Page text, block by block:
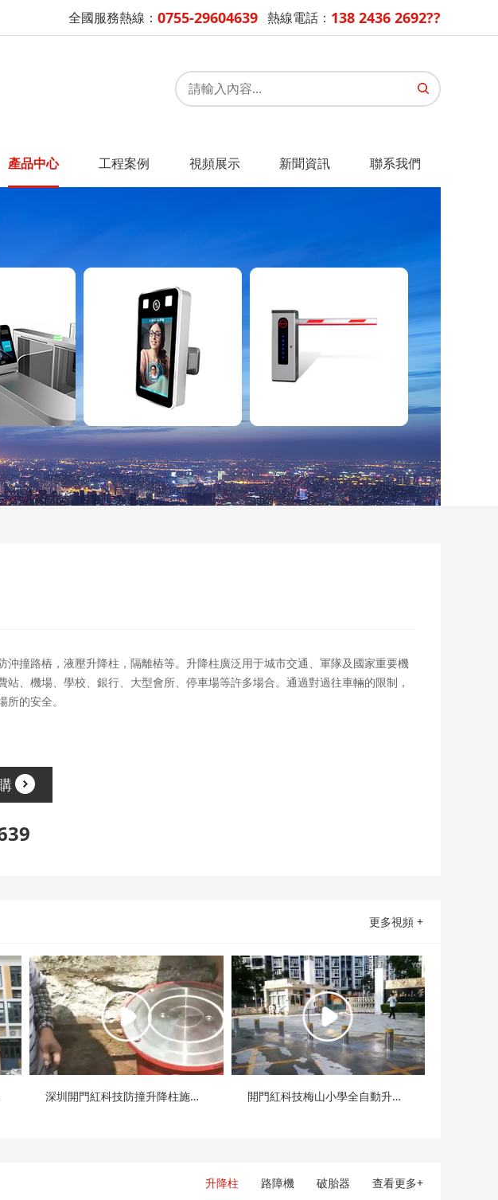
熱線電話： 138 2436 2692??
全國服務熱線： 0755-29604639
產品中心 工程案例 視頻展示 新聞資訊 聯系我們
沖撞路樁，液壓升降柱，隔離樁等。升降柱廣泛用于城市交通、軍隊及國家重要機
、機場、學校、銀行、大型會所、停車場等許多場合。通過對過往車輛的限制，
的安全。
更多視頻 +
深圳開門紅科技防撞升降柱施工現... 開門紅科技梅山小學全自動升降柱...
升降柱 路障機 破胎器 查看更多+